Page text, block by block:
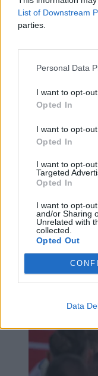
List of Downstream
parties.
Personal Data
I want to opt-
Opted In
I want to opt-
Opted In
I want to opt-
Targeted
Opted In
I want to opt-
and/or Sharing
Unrelated with
collected.
Opted Out
Data
Reklama
Kraj